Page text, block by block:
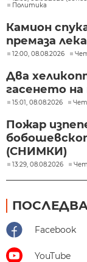
Политика
Камион
премаза
12:00, 08.08.2026
Два
гасенето на
15:01, 08.08.2026
Пожар
(СНИМКИ)
13:29, 08.08.2026
Facebook
YouTube